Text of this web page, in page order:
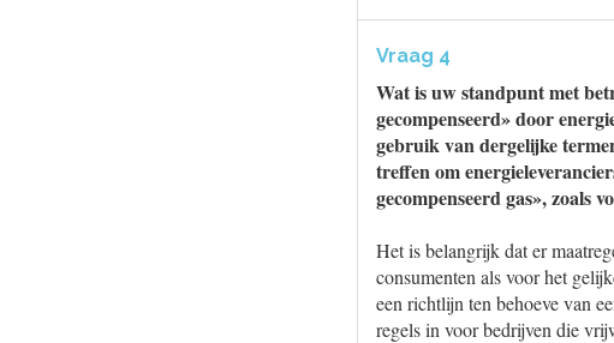
Vraag 4
Wat is uw standpunt met
gecompenseerd» door
gebruik van dergelijke
treffen om
gecompenseerd gas», zoals
Het is belangrijk dat er
consumenten als voor het
een richtlijn ten behoeve van
regels in voor bedrijven die